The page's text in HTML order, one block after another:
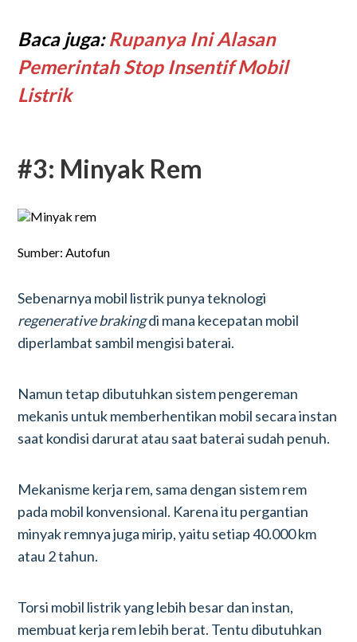
Baca juga:Rupanya Ini Alasan
Pemerintah Stop Insentif Mobil
Listrik
#3: Minyak Rem
Sumber: Autofun
Sebenarnya mobil listrik punya teknologi
regenerative brakingdi mana kecepatan mobil
diperlambat sambil mengisi baterai.
Namun tetap dibutuhkan sistem pengereman
mekanis untuk memberhentikan mobil secara instan
saat kondisi darurat atau saat baterai sudah penuh.
Mekanisme kerja rem, sama dengan sistem rem
pada mobil konvensional. Karena itu pergantian
minyak remnya juga mirip, yaitu setiap 40.000 km
atau 2 tahun.
Torsi mobil listrik yang lebih besar dan instan,
membuat kerja rem lebih berat. Tentu dibutuhkan